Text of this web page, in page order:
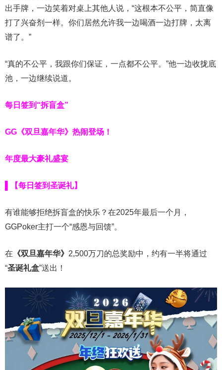
出手牌，一边笑着对桌上其他人说，“这根本不公平，简直像
打了兴奋剂一样。你们居然允许我一边喝酒一边打牌，太离
谱了。”
“真的不公平，我跟你们保证，一点都不公平。”他一边收拢底
池，一边继续说道。
每日签到“拆盲盒”
GG《双旦嘉年华》热闹登场！
年度最大豪礼盛宴
▌【每日签到圣诞礼】
有谁能够拒绝拆盲盒的快乐？在2025年最后一个月，
GGPoker主打一个“感恩与回馈”。
在 《双旦嘉年华》 2,500万刀的总奖励中，约有一半将通过
“圣诞礼盒”送出！